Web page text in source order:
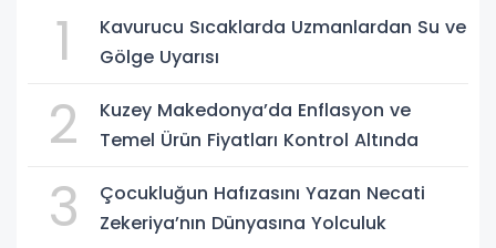
1
Kavurucu Sıcaklarda Uzmanlardan Su ve
Gölge Uyarısı
2
Kuzey Makedonya’da Enflasyon ve
Temel Ürün Fiyatları Kontrol Altında
3
Çocukluğun Hafızasını Yazan Necati
Zekeriya’nın Dünyasına Yolculuk